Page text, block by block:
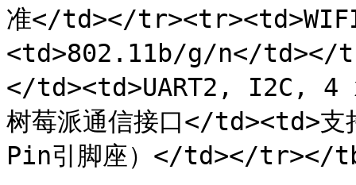
准</td></
<td>802.11b/g/n</td></
</td><td>UART2, I2C,
树莓派通信接口</td><td>
Pin引脚座）</td></tr></